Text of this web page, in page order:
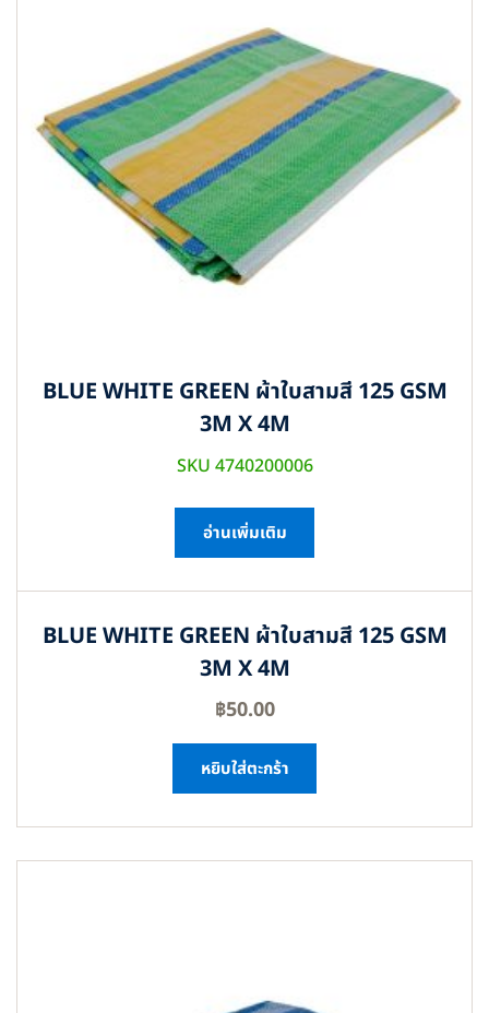
BLUE WHITE GREEN ผ้าใบสามสี 125 GSM
3M X 4M
SKU 4740200006
อ่านเพิ่มเติม
BLUE WHITE GREEN ผ้าใบสามสี 125 GSM
3M X 4M
฿50.00
หยิบใส่ตะกร้า